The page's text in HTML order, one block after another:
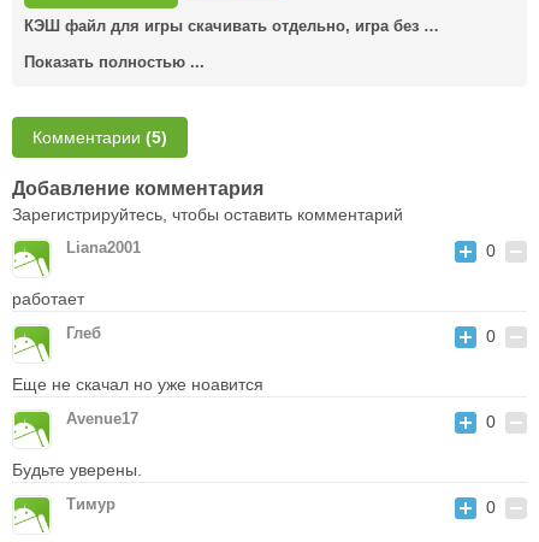
КЭШ файл для игры скачивать отдельно, игра без …
Показать полностью ...
Комментарии (5)
Добавление комментария
Зарегистрируйтесь, чтобы оставить комментарий
Liana2001 0
работает
Глеб 0
Еще не скачал но уже ноавится
Avenue17 0
Будьте уверены.
Тимур 0